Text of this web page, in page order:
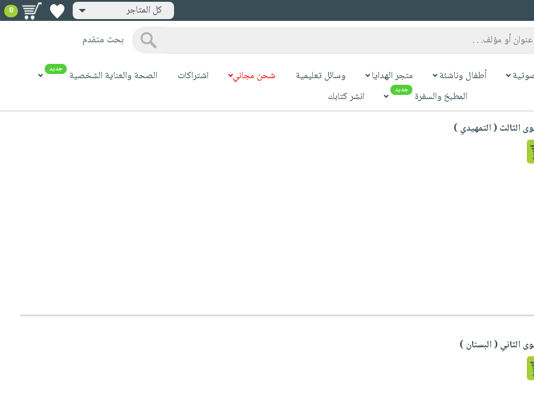
كل المتاجر 0
بحث متقدم
أطفال وناشئة متجر الهدايا وسائل تعليمية شحن مجاني اشتراكات الصحة والعناية الشخصية جديد
المطبخ والسفرة جديد
انشر كتابك
الثالث ( التمهيدي )
الثاني ( البستان )